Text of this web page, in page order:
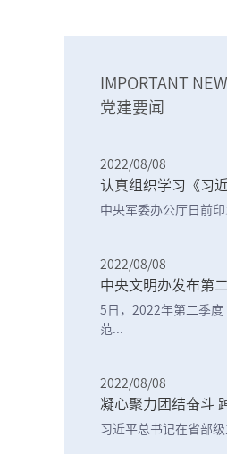
IMPORTANT
党建要闻
2022/08/08
认真组织学习《习
中央军委办公厅日前
2022/08/08
中央文明办发布第
5日，2022年第二季
范...
2022/08/08
凝心聚力团结奋斗
习近平总书记在省部